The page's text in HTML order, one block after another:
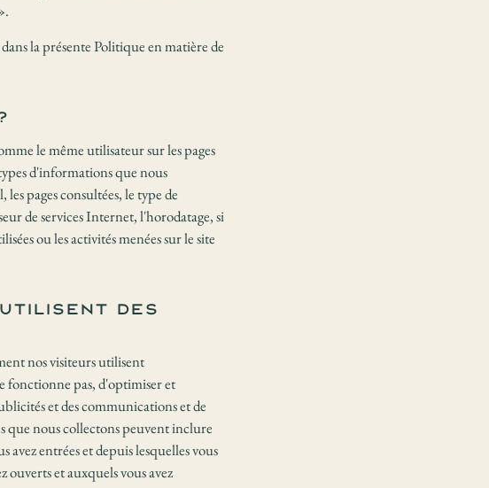
la présente Politique en matière de
le même utilisateur sur les pages
d'informations que nous
pages consultées, le type de
de services Internet, l'horodatage, si
ou les activités menées sur le site
utilisent des
nos visiteurs utilisent
fonctionne pas, d'optimiser et
et des communications et de
que nous collectons peuvent inclure
avez entrées et depuis lesquelles vous
ouverts et auxquels vous avez